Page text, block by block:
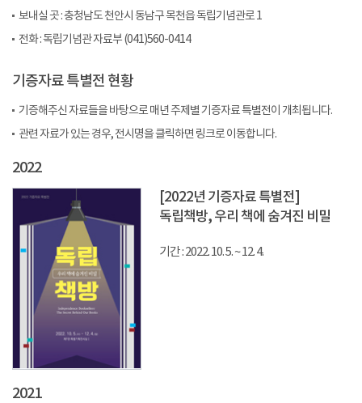
보내실 곳 : 충청남도 천안시 동남구 목천읍 독립기념관로 1
전화 : 독립기념관 자료부 (041)560-0414
기증자료 특별전 현황
기증해주신 자료들을 바탕으로 매년 주제별 기증자료 특별전이 개최됩니다.
관련 자료가 있는 경우, 전시명을 클릭하면 링크로 이동합니다.
2022
[2022년 기증자료 특별전]
독립책방, 우리 책에 숨겨진 비밀
기간 : 2022. 10. 5. ~ 12. 4.
2021